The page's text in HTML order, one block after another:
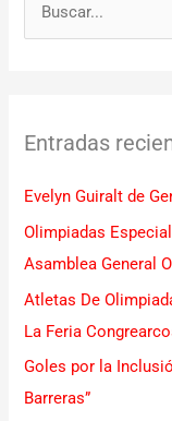
a
p
o
r
:
Entradas
Evelyn Guiralt de
Olimpiadas
Asamblea General
Atletas De
La Feria
Goles por la
Barreras”